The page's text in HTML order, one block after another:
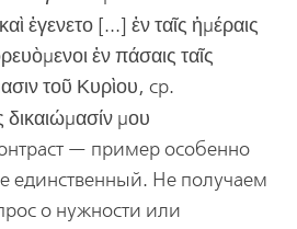
ἐγενετο [...] ἐν ταῖς ἡμέραις
ἐν πάσαις ταῖς
τοῦ Κυρὶου, ср.
δικαιώμασίν μου
— пример особенно
единственный. Не получаем
о нужности или